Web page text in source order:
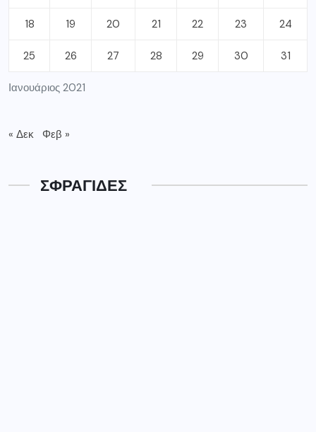
Ιανουάριος 2021
18 19 20 21 22 23 24
25 26 27 28 29 30 31
« Δεκ Φεβ »
ΣΦΡΑΓΙΔΕΣ